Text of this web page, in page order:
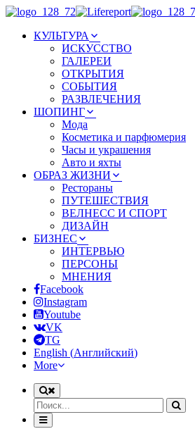
КУЛЬТУРА
ИСКУССТВО
ГАЛЕРЕИ
ОТКРЫТИЯ
СОБЫТИЯ
РАЗВЛЕЧЕНИЯ
ШОПИНГ
Мода
Косметика и парфюмерия
Часы и украшения
Авто и яхты
ОБРАЗ ЖИЗНИ
Рестораны
ПУТЕШЕСТВИЯ
ВЕЛНЕСС И СПОРТ
ДИЗАЙН
БИЗНЕС
ИНТЕРВЬЮ
ПЕРСОНЫ
МНЕНИЯ
Facebook
Instagram
Youtube
VK
TG
English (Английский)
More